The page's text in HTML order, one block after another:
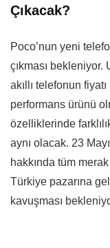
Çıkacak?
Poco’nun yeni
çıkması
akıllı telefonun
performans ürünü
özelliklerinde
aynı olacak. 23
hakkında tüm
Türkiye pazarına
kavuşması